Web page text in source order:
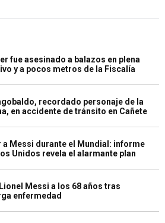
fue asesinado a balazos en plena
y a pocos metros de la Fiscalía
recordado personaje de la
en accidente de tránsito en Cañete
a Messi durante el Mundial: informe
Unidos revela el alarmante plan
Messi a los 68 años tras
enfermedad